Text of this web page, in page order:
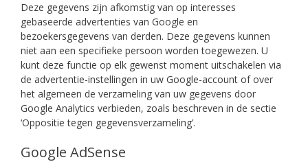
Deze gegevens zijn afkomstig van op interesses
gebaseerde advertenties van Google en
bezoekersgegevens van derden. Deze gegevens kunnen
niet aan een specifieke persoon worden toegewezen. U
kunt deze functie op elk gewenst moment uitschakelen via
de advertentie-instellingen in uw Google-account of over
het algemeen de verzameling van uw gegevens door
Google Analytics verbieden, zoals beschreven in de sectie
‘Oppositie tegen gegevensverzameling’.
Google AdSense